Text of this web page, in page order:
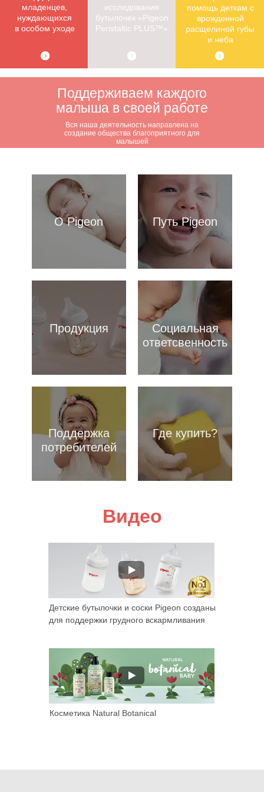
Вся наша деятельность направлена на
создание общества благоприятного для
малышей
Поддерживаем каждого
малыша в своей работе
Где купить?
Поддержка
потребителей
Социальная
ответсвенность
Продукция
Путь Pigeon
О Pigeon
Видео
Косметика Natural Botanical
Детские бутылочки и соски Pigeon созданы
для поддержки грудного вскармливания